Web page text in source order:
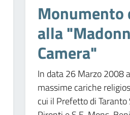
Monumento
alla
Camera"
In data 26 Marzo 2008
massime cariche
cui il Prefetto di